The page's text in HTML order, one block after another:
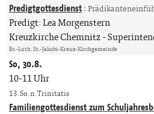
Predigtgottesdienst:
Predigt: Lea Morgenstern
Kreuzkirche Chemnitz
Ev.-Luth. St.-Jakobi-Kreuz-Kirchgemeinde
So, 30.8.
10-11 Uhr
13. So. n. Trinitatis
Familiengottesdienst zum